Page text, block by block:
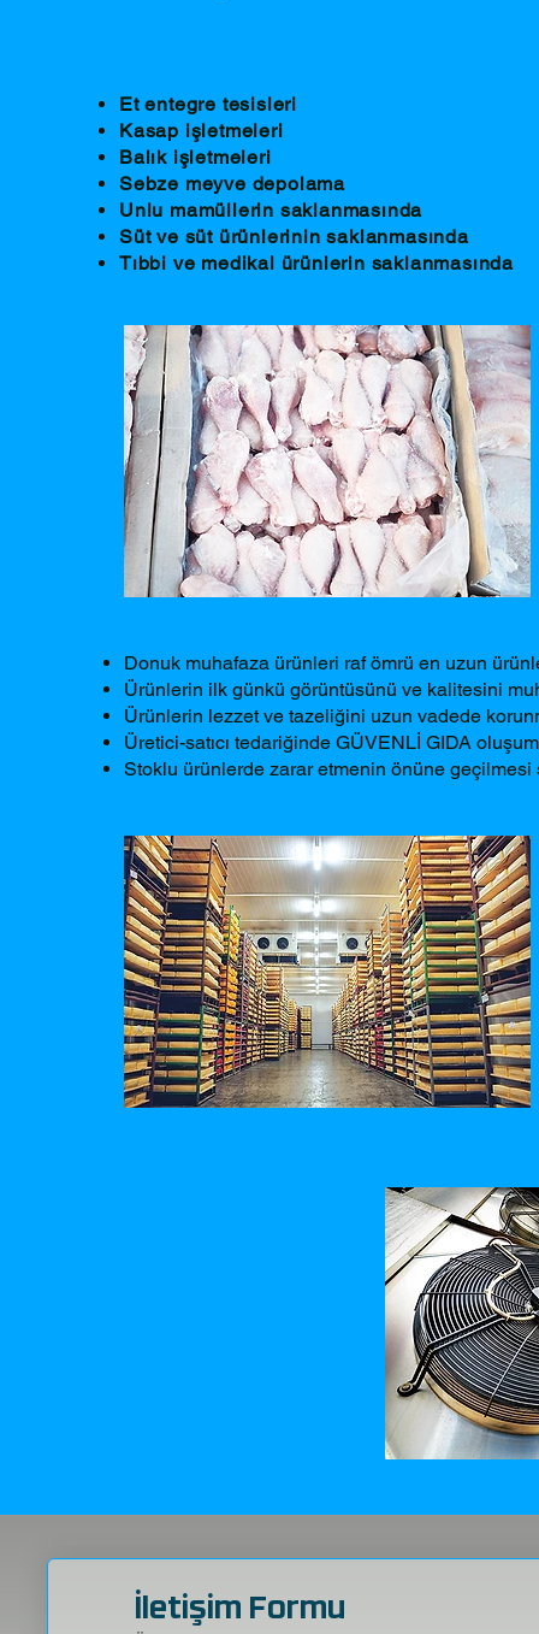
Et entegre tesisleri
Kasap işletmeleri
Balık işletmeleri
Sebze meyve depolama
Unlu mamüllerin saklanmasında
Süt ve süt ürünlerinin saklanmasında
Tıbbi ve medikal ürünlerin saklanmasında
Donuk muhafaza ürünleri raf ömrü en uzun
Ürünlerin ilk günkü görüntüsünü ve kalitesini
Ürünlerin lezzet ve tazeliğini uzun vadede
Üretici-satıcı tedariğinde GÜVENLİ GIDA
Stoklu ürünlerde zarar etmenin önüne geçilmesi
İletişim Formu